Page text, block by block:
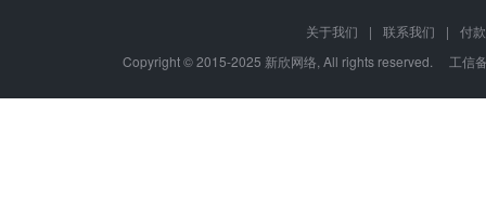
关于我们 | 联系我们 |
付
Copyright © 2015-2025 新欣网络, All rights reserved. 工信